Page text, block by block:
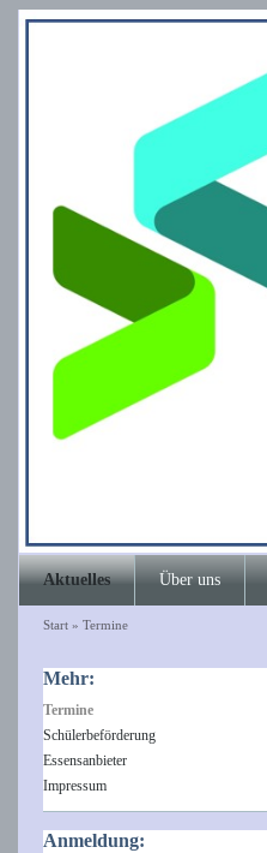
Aktuelles Über uns
Start» Termine
Mehr:
Termine
Schülerbeförderung
Essensanbieter
Impressum
Anmeldung: